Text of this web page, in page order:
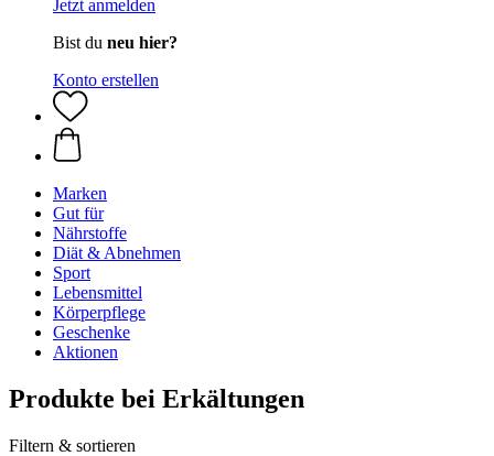
Jetzt anmelden
Bist du neu hier?
Konto erstellen
Marken
Gut für
Nährstoffe
Diät & Abnehmen
Sport
Lebensmittel
Körperpflege
Geschenke
Aktionen
Produkte bei Erkältungen
Filtern & sortieren